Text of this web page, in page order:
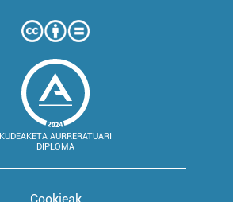
KUDEAKETA AURRERATUARI
DIPLOMA